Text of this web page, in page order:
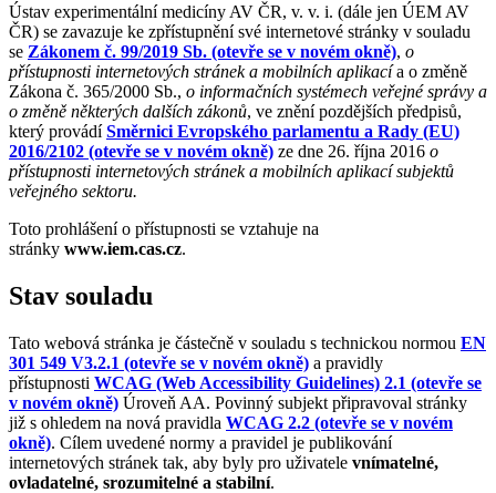
Ústav experimentální medicíny AV ČR, v. v. i. (dále jen ÚEM AV
ČR) se zavazuje ke zpřístupnění své internetové stránky v souladu
se Zákonem č. 99/2019 Sb. (otevře se v novém okně), o
přístupnosti internetových stránek a mobilních aplikacía o změně
Zákona č. 365/2000 Sb., o informačních systémech veřejné správy a
o změně některých dalších zákonů, ve znění pozdějších předpisů,
který provádíSměrnici Evropského parlamentu a Rady (EU)
2016/2102 (otevře se v novém okně) ze dne 26. října 2016 o
přístupnosti internetových stránek a mobilních aplikací subjektů
veřejného sektoru.
Toto prohlášení o přístupnosti se vztahuje na
stránky www.iem.cas.cz.
Stav souladu
Tato webová stránka je částečně v souladu s technickou normou EN
301 549 V3.2.1 (otevře se v novém okně) a pravidly
přístupnosti WCAG (Web Accessibility Guidelines) 2.1 (otevře se
v novém okně) Úroveň AA. Povinný subjekt připravoval stránky
již s ohledem na nová pravidla WCAG 2.2 (otevře se v novém
okně). Cílem uvedené normy a pravidel je publikování
internetových stránek tak, aby byly pro uživatele vnímatelné,
ovladatelné, srozumitelné a stabilní.